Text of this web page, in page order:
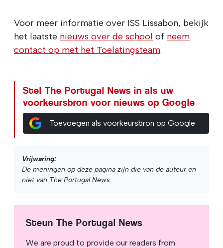
Voor meer informatie over ISS Lissabon, bekijk
het laatste nieuws over de school of neem
contact op met het Toelatingsteam.
Stel The Portugal News in als uw
voorkeursbron voor nieuws op Google
Toevoegen als voorkeursbron op Google
Vrijwaring:
De meningen op deze pagina zijn die van de auteur en
niet van The Portugal News.
Steun The Portugal News
We are proud to provide our readers from